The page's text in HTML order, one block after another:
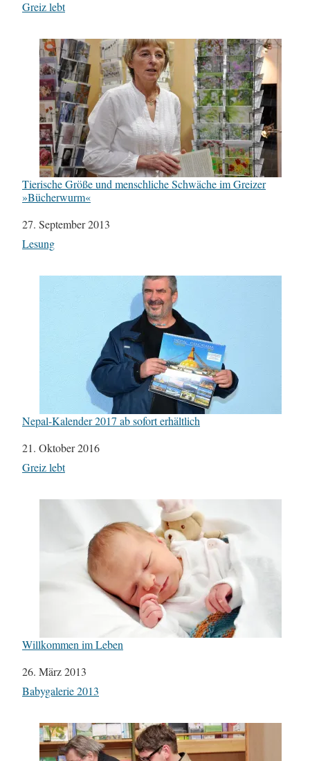
In Bezug auf
Greiz lebt
Tierische Größe und menschliche Schwäche im Greizer
»Bücherwurm«
Datum
27. September 2013
In Bezug auf
Lesung
Nepal-Kalender 2017 ab sofort erhältlich
Datum
21. Oktober 2016
In Bezug auf
Greiz lebt
Willkommen im Leben
Datum
26. März 2013
In Bezug auf
Babygalerie 2013